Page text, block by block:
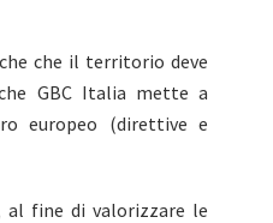
che il territorio deve
GBC Italia mette a
europeo (direttive e
fine di valorizzare le